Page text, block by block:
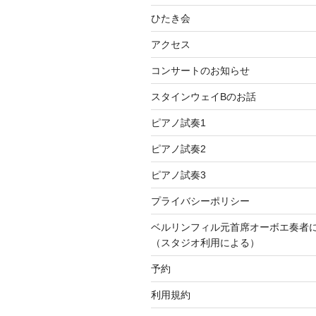
ひたき会
アクセス
コンサートのお知らせ
スタインウェイBのお話
ピアノ試奏1
ピアノ試奏2
ピアノ試奏3
プライバシーポリシー
ベルリンフィル元首席オーボエ奏者
（スタジオ利用による）
予約
利用規約